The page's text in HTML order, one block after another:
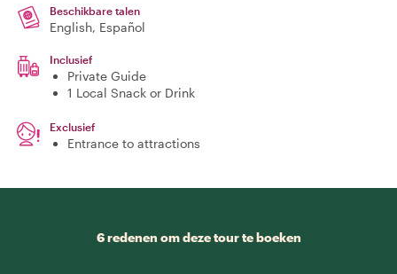
Beschikbare talen
English, Español
Inclusief
Private Guide
1 Local Snack or Drink
Exclusief
Entrance to attractions
6 redenen om deze tour te boeken